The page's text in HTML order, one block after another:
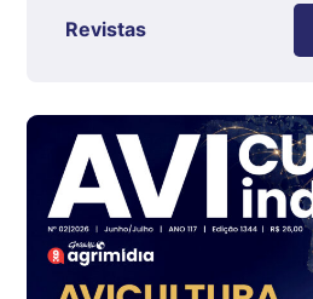
Ovo Branco - Regional
cx
Ovo Branco - Regional
Branco
R$ 144,99
cx
Ovo Vermelho - Regional
Revistas